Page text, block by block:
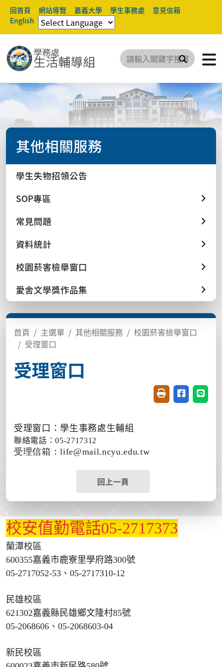
回首頁 網站導覽 嘉義大學 學生事務處
意見信箱
English
搜尋
其他相關服務
學生失物招領公告
SOP專區
常見問題
資料統計
校園菸害檢舉窗口
愛舍文學獎作品集
首頁 主選單 其他相關服務
校園菸害檢舉窗口
受理窗口
受理窗口
友善列印(開新視
分享至臉書
分享
受理窗口：學生事務處生輔組
聯絡電話：05-2717312
受理信箱：life@mail.ncyu.edu.tw
回上一頁
校安值勤電話05-2717373
蘭潭校區
600355嘉義市鹿寮里學府路300號
05-2717052-53、05-2717310-12
民雄校區
621302嘉義縣民雄鄉文隆村85號
05-2068606、05-2068603-04
新民校區